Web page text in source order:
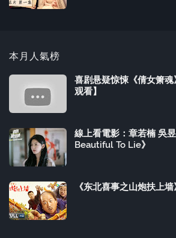
本月人氣榜
喜剧悬疑惊悚《倩女箫
观看】
線上看電影：章若楠 吳
Beautiful To Lie》
《东北喜事之山炮扶上